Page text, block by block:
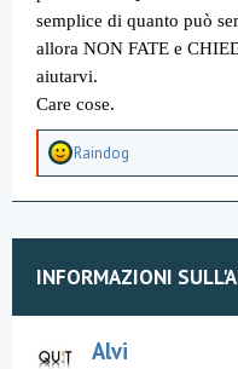
semplice di quanto può
allora NON FATE e
aiutarvi.
Care cose.
A
r
z
a
Raindog
INFORMAZIONI
Alvi